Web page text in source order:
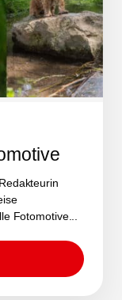
Fotomotive...